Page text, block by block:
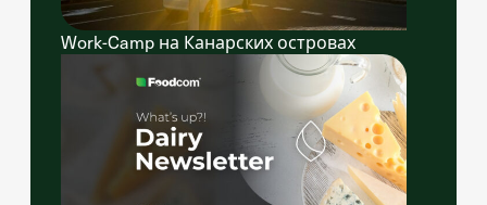
Work-Camp на Канарских островах